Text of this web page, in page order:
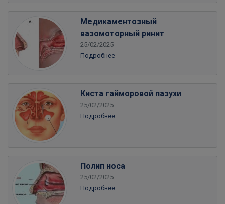
Медикаментозный
вазомоторный ринит
25/02/2025
Подробнее
Киста гайморовой пазухи
25/02/2025
Подробнее
Полип носа
25/02/2025
Подробнее